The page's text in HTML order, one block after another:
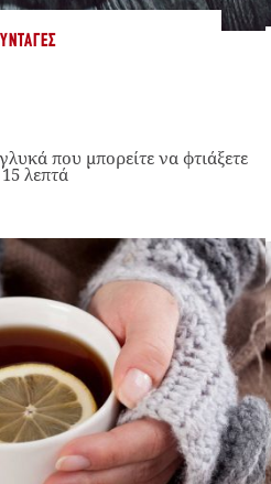
που μπορείτε να φτιάξετε
λεπτά